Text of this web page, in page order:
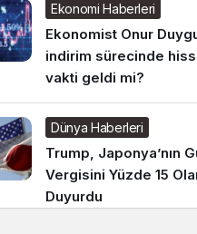
Ekonomi Haberleri
Ekonomist Onur
indirim sürecinde
vakti geldi mi?
Dünya Haberleri
Trump, Japonya’nın
Vergisini Yüzde 15
Duyurdu